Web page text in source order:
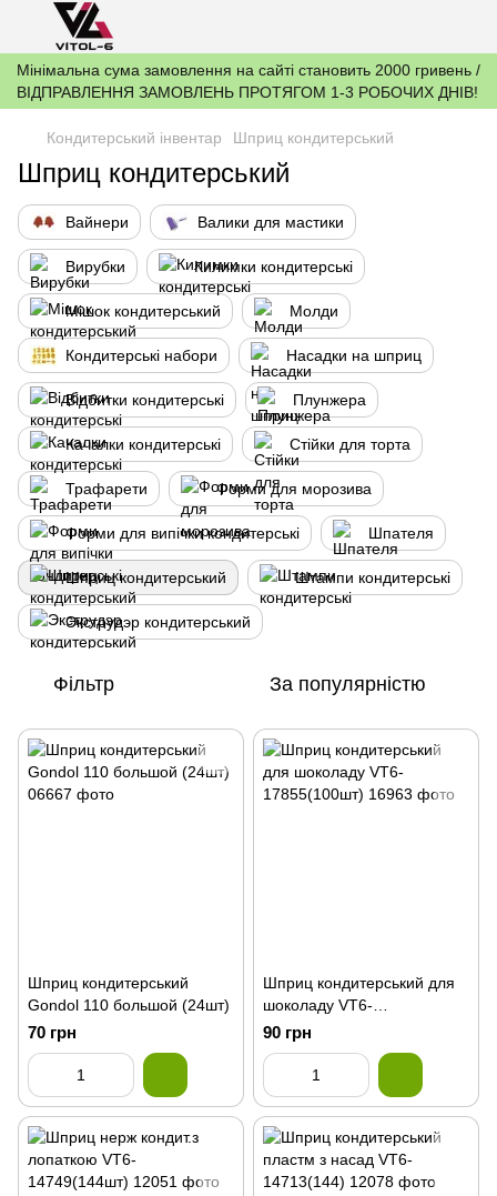
Мінімальна сума замовлення на сайті становить 2000 гривень /
ВІДПРАВЛЕННЯ ЗАМОВЛЕНЬ ПРОТЯГОМ 1-3 РОБОЧИХ ДНІВ!
Кондитерський інвентар Шприц кондитерський
Шприц кондитерський
Вайнери Валики для мастики
Вирубки Килимки кондитерські
Мішок кондитерський Молди
Кондитерські набори Насадки на шприц
Відбитки кондитерські Плунжера
Качалки кондитерські Стійки для торта
Трафарети Форми для морозива
Форми для випічки кондитерські Шпателя
Шприц кондитерський Штампи кондитерські
Экструдэр кондитерський
Фільтр За популярністю
Шприц кондитерський
Gondol 110 большой (24шт)
70 грн
Шприц кондитерський для
шоколаду VT6-
17855(100шт)
90 грн